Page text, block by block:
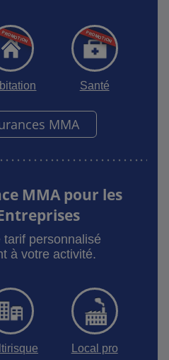
Santé
MMA
MMA pour les
tarif personnalisé
à votre activité.
Local pro